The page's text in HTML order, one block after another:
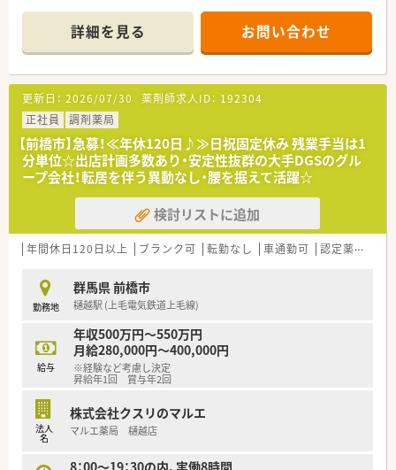
頑張り次第で高給与も可能！
■経験や勤務コースによりますが、経験の少ない方でも500万前
半スタートと業界TOP水準！
■職種や職域に合わせ、豊富な社内研修や外部組織と連携した研
修を用意されています
■薬剤師が中心の会社だからこそ活躍できるキャリアパスが多
種多様に用意されています。
■店舗拡大に伴い、エリアマネジャーや営業部長等のマネジメン
トのポジションも増えます。
■在宅や教育等の専門性を活かせるスペシャリストを目指すこ
とも可能です。
■その他にも、管理部門や商品部門等の本社スタッフなど活動領
域は多種多様です。
■在宅実施店舗は年々増加しており、在宅医療へもしっかりと関
わる事ができます。
時短勤務ができるよう変更予定です。
■年間休日が120日とワークライフバランスが整っています
■日用品から常備薬まで、従業員割引制度など嬉しいメリットも
たくさんあります！
詳細を見る お問い合わせ
更新日： 2026/07/30 薬剤師求人ID： 192304
正社員
調剤薬局
【前橋市】急募！≪年休120日♪≫日祝固定休み 残業手当は1
分単位☆出店計画多数あり・安定性抜群の大手DGSのグル
ープ会社！転居を伴う異動なし・腰を据えて活躍☆
検討リストに追加
年間休日120日以上 ブランク可 転勤なし 車通勤可 認定薬剤師取得支援あり
勤務地
群馬県 前橋市
樋越駅 (上毛電気鉄道上毛線)
給与
年収500万円～550万円
月給280,000円～400,000円
※経験など考慮し決定
昇給年1回 賞与年2回
法人
名
株式会社クスリのマルエ
マルエ薬局 樋越店
8：00～19：30の内、実働8時間